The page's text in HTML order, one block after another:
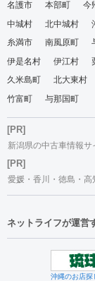
名護市
本部町 今
中城村
北中城村
糸満市
南風原町
伊是名村
伊江村
久米島町
北大東村
竹富町
与那国町
[PR]
新潟県の中古車情報サ
[PR]
愛媛・香川・徳島・
ネットライフが運営
沖縄のお店探